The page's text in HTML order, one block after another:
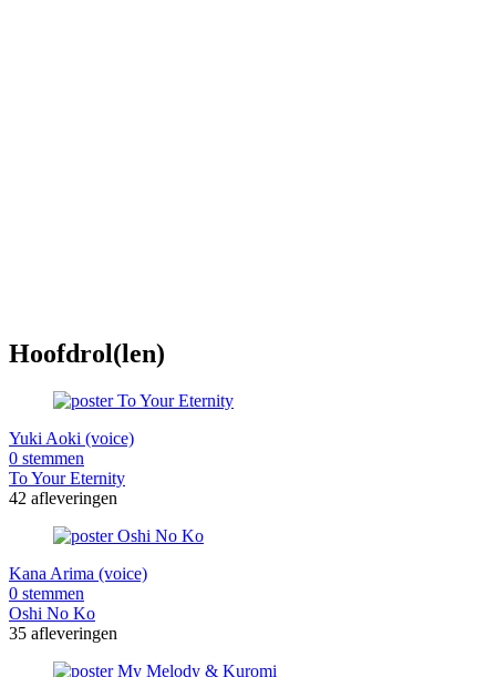
Hoofdrol(len)
Yuki Aoki (voice)
0 stemmen
To Your Eternity
42 afleveringen
Kana Arima (voice)
0 stemmen
Oshi No Ko
35 afleveringen